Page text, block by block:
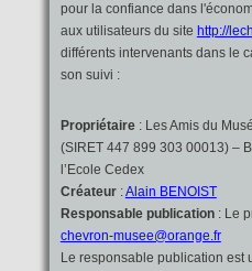
pour la confiance dans
aux utilisateurs du site http://
différents intervenants dans le
son suivi :
Propriétaire: Les Amis du
(SIRET 447 899 303 00013) –
l’Ecole Cedex
Créateur:Alain BENOIST
Responsable publication: Le
chevron-musee@orange.fr
Le responsable publication est